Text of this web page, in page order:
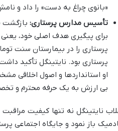
«بانوی چراغ به دست» را داد و
تأسیس مدارس پرستاری: بازگشت
پرستاری را در بیمارستان سنت
پرستاری بود. نایتینگل تأکید
او استانداردها و اصول اخلاقی
بی ارزش به یک حرفه محترم و
نایتینگل نه تنها کیفیت
باز نمود و جایگاه اجتماعی